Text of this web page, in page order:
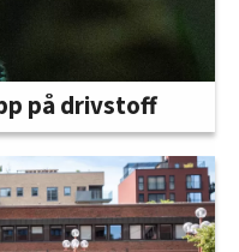
på drivstoff